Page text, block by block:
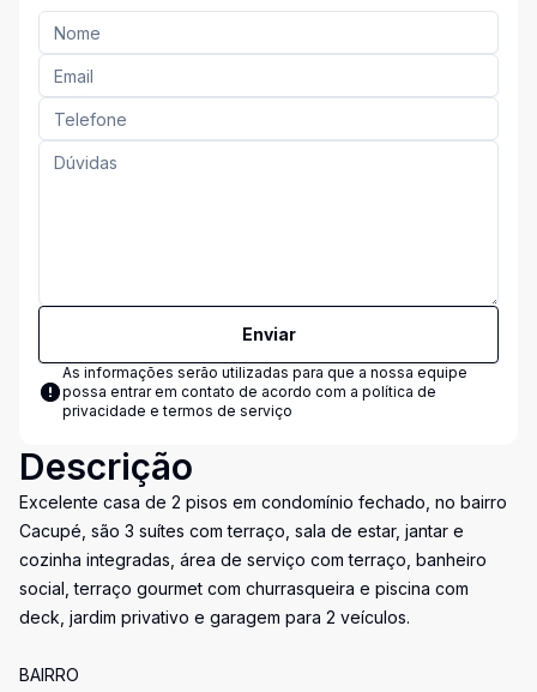
Enviar
As informações serão utilizadas para que a nossa equipe
possa entrar em contato de acordo com a política de
privacidade e termos de serviço
Descrição
Excelente casa de 2 pisos em condomínio fechado, no bairro
Cacupé, são 3 suítes com terraço, sala de estar, jantar e
cozinha integradas, área de serviço com terraço, banheiro
social, terraço gourmet com churrasqueira e piscina com
deck, jardim privativo e garagem para 2 veículos.
BAIRRO